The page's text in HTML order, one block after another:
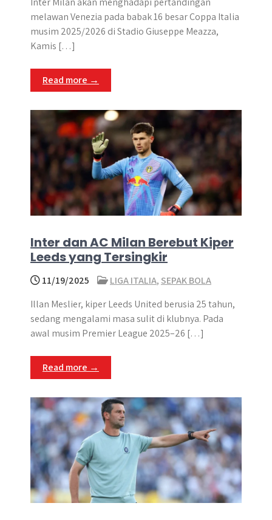
melawan Venezia pada babak 16 besar Coppa Italia
musim 2025/2026 di Stadio Giuseppe Meazza,
Kamis […]
Read more →
Inter dan AC Milan Berebut Kiper
Leeds yang Tersingkir
11/19/2025 LIGA ITALIA, SEPAK BOLA
Illan Meslier, kiper Leeds United berusia 25 tahun,
sedang mengalami masa sulit di klubnya. Pada
awal musim Premier League 2025–26 […]
Read more →